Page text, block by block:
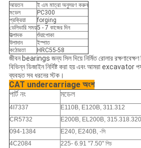
আয়তন
ই এম মাত্রা অনুসরণ করুন
মডেল
PC300
প্রক্রিয়া
forging
ডেলিভারি সময়5 - 7 কাজের দিন
উত্পাদক
শুঁয়াপোকা
উপাদান
ইস্পাত
কঠোরতা
HRC55-58
জীবন bearings জন্য সিল দিয়ে নির্মিত রোলার রক্ষণাবেক্ষণ
বিভিন্ন ডিজাইন নির্দিষ্ট করা হয় এবং আমরা
ব্যবহৃত সব ধরনের স্টক।
CAT undercarriage অংশ
পার্ট নং মডেল
4I7337 E110B, E120B, 311.312
CR5732
E200B, EL200B, 315.318.320
094-1384
E240, E240B, -সি
4C2084
225- 6.91 "7.50" পিচ